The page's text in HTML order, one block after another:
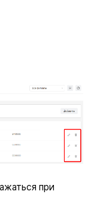
при